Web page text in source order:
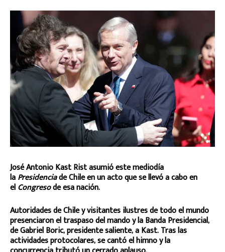
José Antonio Kast Rist asumió este mediodía
laPresidenciade Chile en un acto que se llevó a cabo en
elCongresode esa nación.
Autoridades de Chile y visitantes ilustres de todo el mundo
presenciaron el traspaso del mando y la Banda Presidencial,
de Gabriel Boric, presidente saliente, a Kast. Tras las
actividades protocolares, se cantó el himno y la